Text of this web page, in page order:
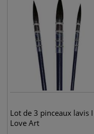
Lot de 3 pinceaux lavis I
Love Art